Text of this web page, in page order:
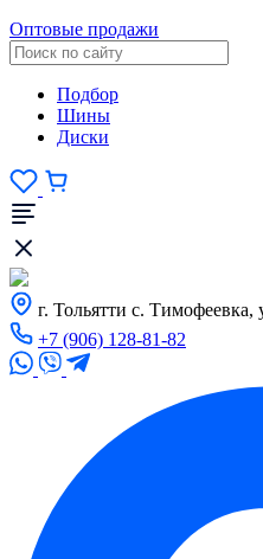
Оптовые продажи
Подбор
Шины
Диски
г. Тольятти с. Тимофеевка,
+7 (906) 128-81-82